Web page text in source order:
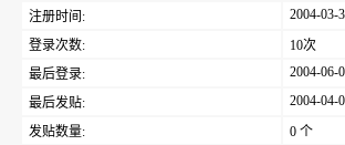
注册时间:
2004-03-
登录次数:
10次
最后登录:
2004-06-
最后发贴:
2004-04-
发贴数量:
0 个